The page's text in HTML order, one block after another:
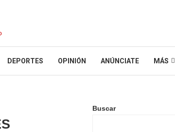
DEPORTES OPINIÓN ANÚNCIATE MÁS
Buscar